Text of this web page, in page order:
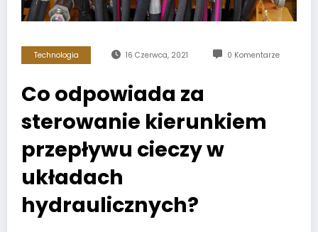
Technologia 16 Czerwca, 2021 0 Komentarze
Co odpowiada za
sterowanie kierunkiem
przepływu cieczy w
układach
hydraulicznych?